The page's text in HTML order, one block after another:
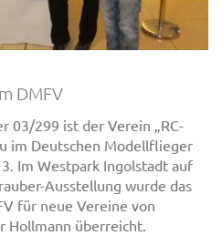
DMFV
03/299 ist der Verein „RC-
im Deutschen Modellflieger
Im Westpark Ingolstadt auf
Ausstellung wurde das
für neue Vereine von
Hollmann überreicht.